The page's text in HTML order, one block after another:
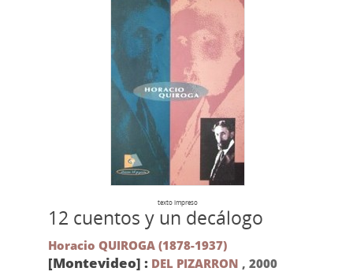
texto impreso
12 cuentos y un decálogo
Horacio QUIROGA (1878-1937)
[Montevideo] : DEL PIZARRON , 2000